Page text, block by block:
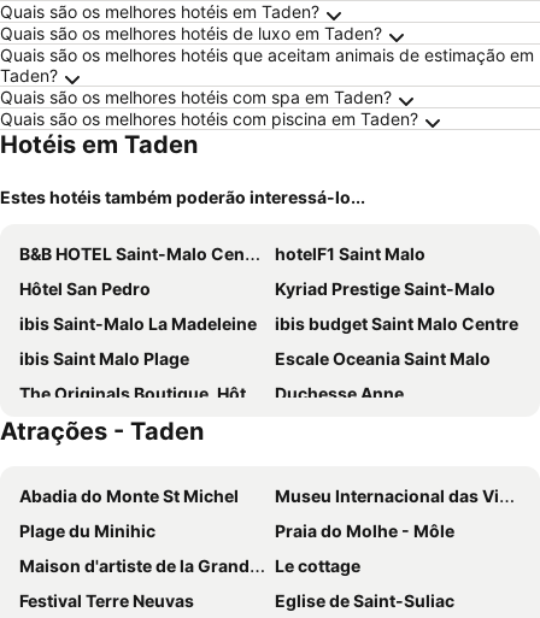
Quais são os melhores hotéis em Taden?
Quais são os melhores hotéis de luxo em Taden?
Quais são os melhores hotéis que aceitam animais de estimação em
Taden?
Quais são os melhores hotéis com spa em Taden?
Quais são os melhores hotéis com piscina em Taden?
Hotéis em Taden
Estes hotéis também poderão interessá-lo...
B&B HOTEL Saint-Malo Centre
hotelF1 Saint Malo
Hôtel San Pedro
Kyriad Prestige Saint-Malo
ibis Saint-Malo La Madeleine
ibis budget Saint Malo Centre
ibis Saint Malo Plage
Escale Oceania Saint Malo
The Originals Boutique, Hôtel du Château, Dinan
Duchesse Anne
B&B HOTEL Saint-Malo Sud
Mercure Saint Malo Balmoral
Hôtel des Marins
ibis Styles Saint Malo Centre Historique
Hôtel Anne de Bretagne
Campanile NATURE - Saint-Malo St-Jouan-des-Guérets
Hotel Saint-Michel
Hôtel Dinard Balmoral
Hotel Ar Terra Nova
Atrações - Taden
Abadia do Monte St Michel
Museu Internacional das Viagens de Longo Curso pelo Cabo Horn
Plage du Minihic
Praia do Molhe - Môle
Maison d'artiste de la Grande Vigne
Le cottage
Festival Terre Neuvas
Eglise de Saint-Suliac